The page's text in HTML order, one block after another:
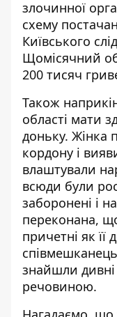
злочинної
схему
Київського
Щомісячний
200 тисяч
Також
області мати
доньку. Жінка
кордону і
влаштували
всюди були
заборонені і
переконана,
причетні як її
знайшли дивні
речовиною.